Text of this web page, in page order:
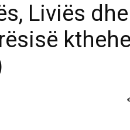
Liviës dhe